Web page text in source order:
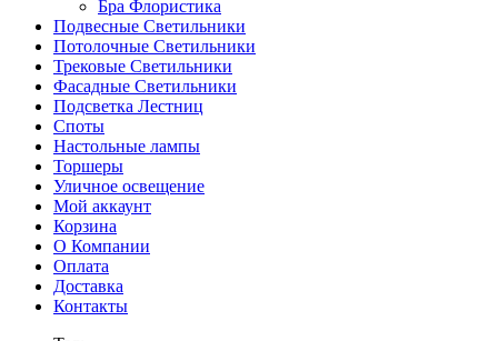
Бра Флористика
Подвесные Светильники
Потолочные Светильники
Трековые Светильники
Фасадные Светильники
Подсветка Лестниц
Споты
Настольные лампы
Торшеры
Уличное освещение
Мой аккаунт
Корзина
О Компании
Оплата
Доставка
Контакты